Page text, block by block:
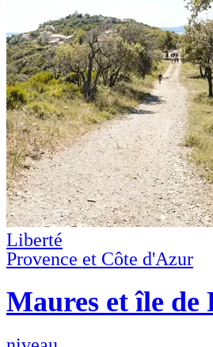
Liberté
Provence et Côte d'Azur
Maures et île de